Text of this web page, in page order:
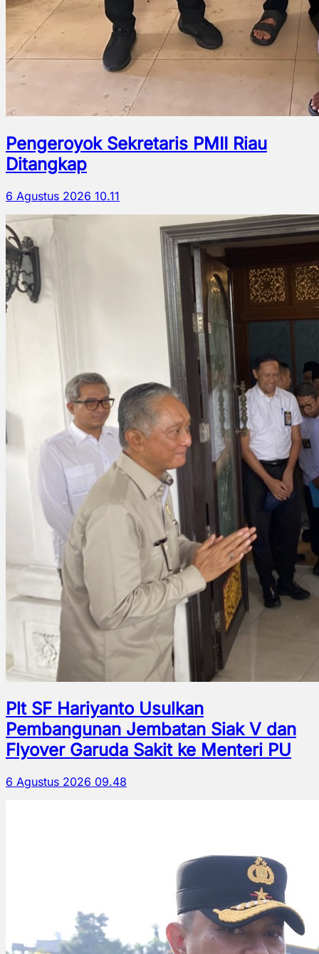
Pengeroyok Sekretaris PMII Riau
Ditangkap
6 Agustus 2026 10.11
Plt SF Hariyanto Usulkan
Pembangunan Jembatan Siak V dan
Flyover Garuda Sakit ke Menteri PU
6 Agustus 2026 09.48